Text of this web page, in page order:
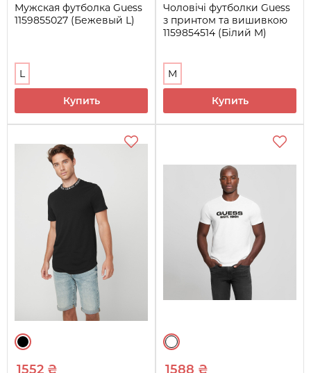
Мужская футболка Guess
1159855027 (Бежевый L)
L
Купить
Чоловічі футболки Guess
з принтом та вишивкою
1159854514 (Білий M)
M
Купить
1552 ₴ 1588 ₴